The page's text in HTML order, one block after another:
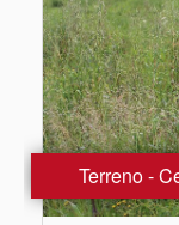
Terreno -